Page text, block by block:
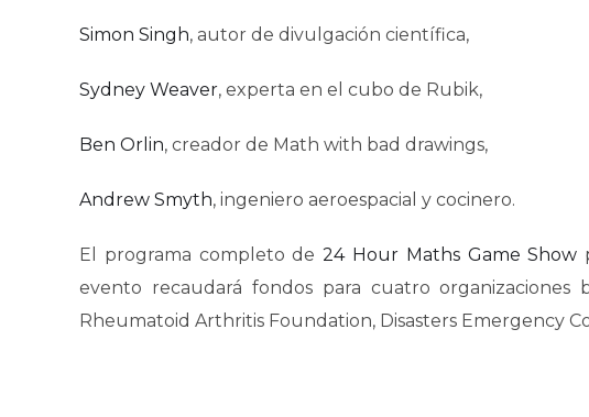
Simon Singh, autor de divulgación científica,
Sydney Weaver, experta en el cubo de Rubik,
Ben Orlin, creador de Math with bad drawings,
Andrew Smyth, ingeniero aeroespacial y cocinero.
El programa completo de24 Hour Maths Game Show
evento recaudará fondos para cuatro organizaciones
Rheumatoid Arthritis Foundation, Disasters Emergency